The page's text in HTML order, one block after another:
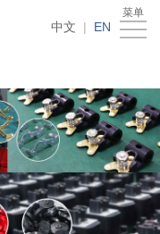
菜单
中文 | EN